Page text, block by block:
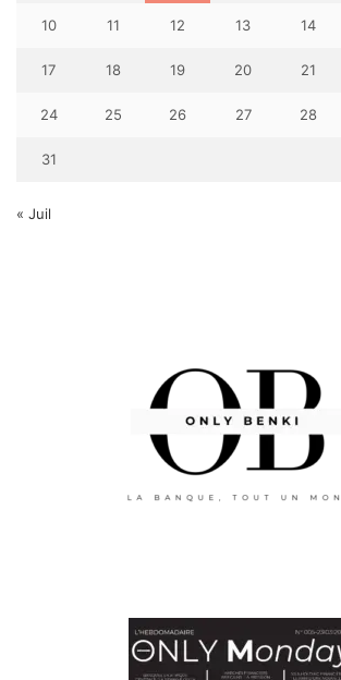
10 11 12 13 14
17 18 19 20 21
24 25 26 27 28
31
« Juil